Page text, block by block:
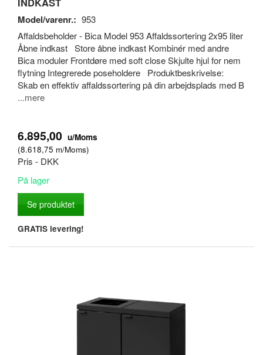
Model/varenr.: 953
Affaldsbeholder - Bica Model 953 Affaldssortering 2x95 liter
Åbne indkast Store åbne indkast Kombinér med andre
Bica moduler Frontdøre med soft close Skjulte hjul for nem
flytning Integrerede poseholdere Produktbeskrivelse:
Skab en effektiv affaldssortering på din arbejdsplads med B
...mere
6.895,00 u/Moms
(8.618,75 m/Moms)
Pris - DKK
På lager
Se produktet
GRATIS levering!